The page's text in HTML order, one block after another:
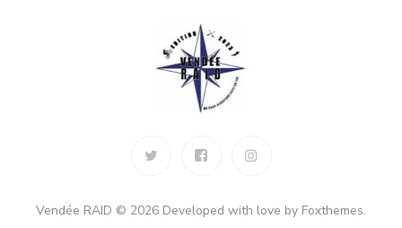
Vendée RAID © 2026 Developed with love by Foxthemes.